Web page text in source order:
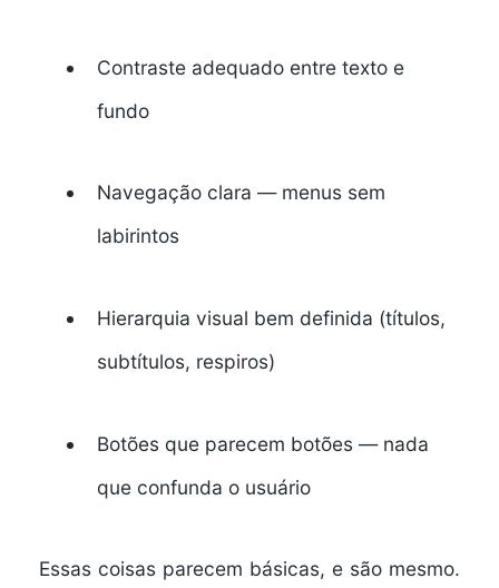
Contraste adequado entre texto e
fundo
Navegação clara — menus sem
labirintos
Hierarquia visual bem definida (títulos,
subtítulos, respiros)
Botões que parecem botões — nada
que confunda o usuário
Essas coisas parecem básicas, e são mesmo.